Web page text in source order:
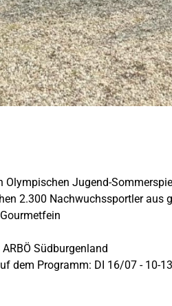
Jugend-
2.300 Nachwuchssportler
Südburgenland
dem Programm: DI 16/07 - 10-